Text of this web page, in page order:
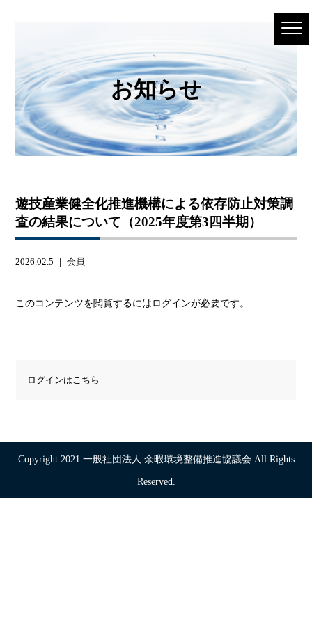
お知らせ
遊技産業健全化推進機構による依存防止対策調
査の結果について（2025年度第3四半期）
2026.02.5 ｜会員
このコンテンツを閲覧するにはログインが必要です。
ログインはこちら
Copyright 2021 一般社団法人 余暇環境整備推進協議会 All Rights
Reserved.